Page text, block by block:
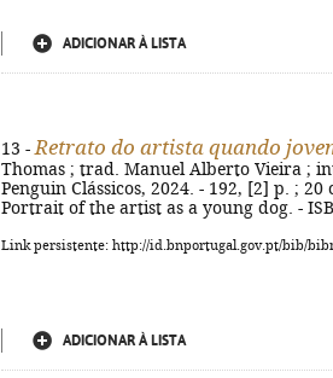
ADICIONAR À LISTA
13 - Retrato do artista quando
Thomas ; trad. Manuel Alberto Vieira ;
Penguin Clássicos, 2024. - 192, [2] p. ;
Portrait of the artist as a young dog. -
Link persistente: http://id.bnportugal.gov.pt/bib/
ADICIONAR À LISTA